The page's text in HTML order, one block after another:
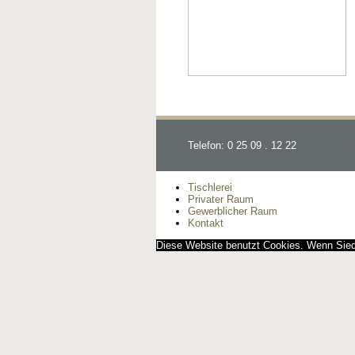
Telefon: 0 25 09 . 12 22
Tischlerei
Privater Raum
Gewerblicher Raum
Kontakt
Diese Website benutzt Cookies. Wenn